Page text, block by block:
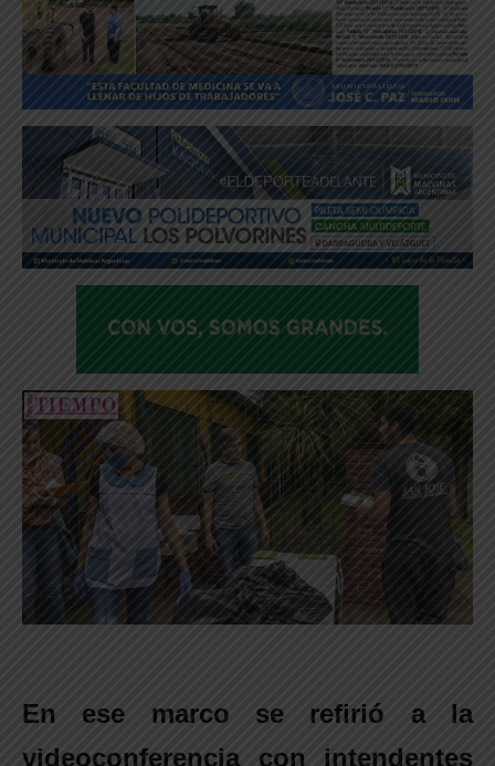
En ese marco se refirió a la
videoconferencia con intendentes